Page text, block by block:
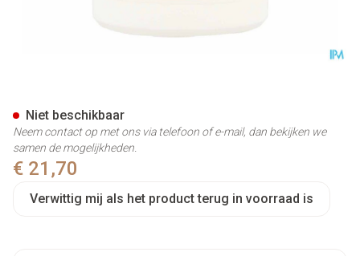
€ 21,70
Verwittig mij als het product terug in voorraad is
Niet beschikbaar
Neem contact op met ons via telefoon of e-mail, dan bekijken we
samen de mogelijkheden.